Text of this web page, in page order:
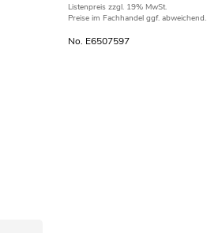
Listenpreis zzgl. 19% MwSt.
Preise im Fachhandel ggf. abweichend.
No. E6507597